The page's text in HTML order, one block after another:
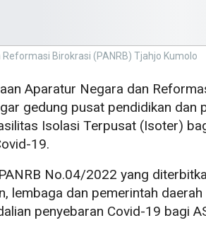
Birokrasi (PANRB) Tjahjo Kumolo
Aparatur Negara dan
gedung pusat pendidikan dan
Isolasi Terpusat (Isoter)
19.
No.04/2022 yang
lembaga dan pemerintah daerah
penyebaran Covid-19 bagi